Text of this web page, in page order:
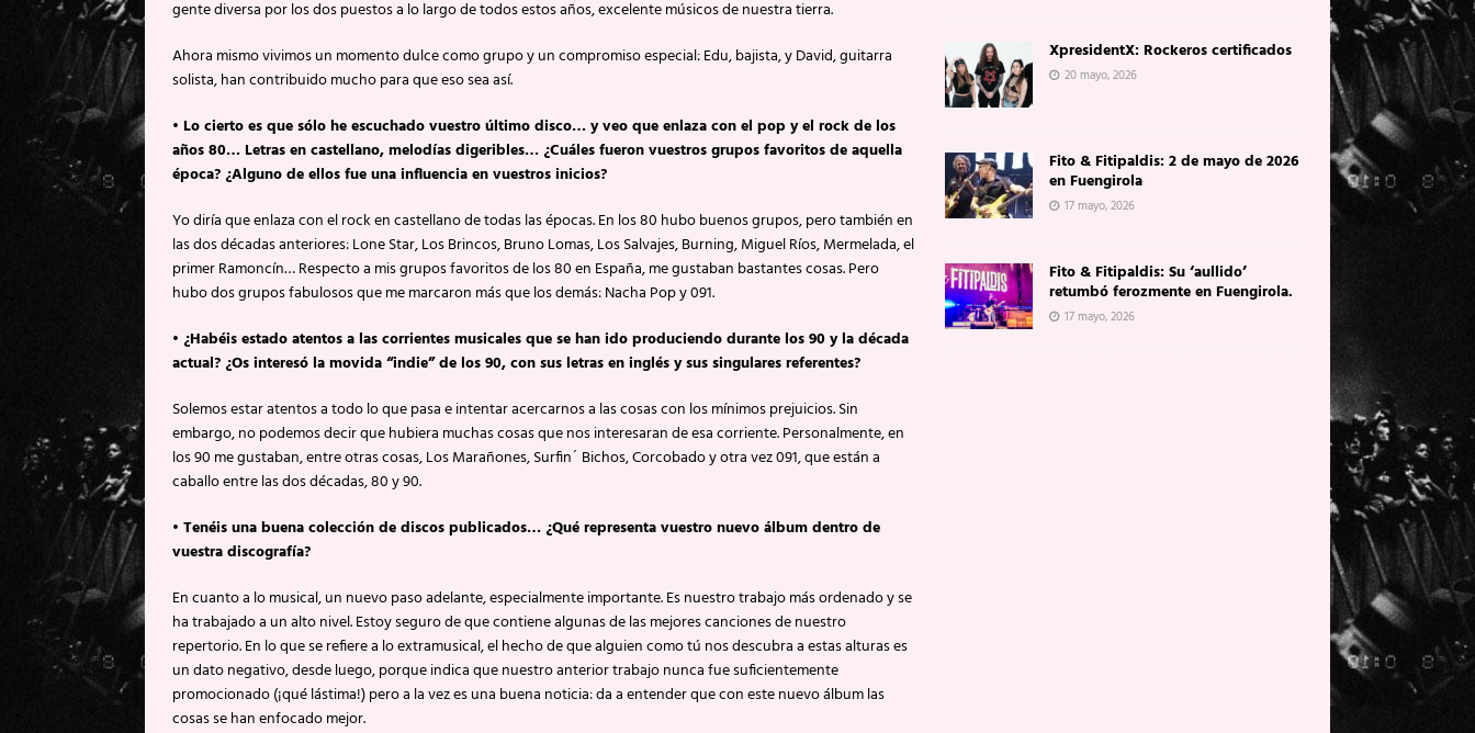
gente diversa por los dos puestos a lo largo de todos estos años, excelente músicos de nuestra tierra.
Ahora mismo vivimos un momento dulce como grupo y un compromiso especial: Edu, bajista, y David, guitarra
solista, han contribuido mucho para que eso sea así.
• Lo cierto es que sólo he escuchado vuestro último disco… y veo que enlaza con el pop y el rock de los
años 80… Letras en castellano, melodías digeribles… ¿Cuáles fueron vuestros grupos favoritos de aquella
época? ¿Alguno de ellos fue una influencia en vuestros inicios?
Yo diría que enlaza con el rock en castellano de todas las épocas. En los 80 hubo buenos grupos, pero también en
las dos décadas anteriores: Lone Star, Los Brincos, Bruno Lomas, Los Salvajes, Burning, Miguel Ríos, Mermelada, el
primer Ramoncín… Respecto a mis grupos favoritos de los 80 en España, me gustaban bastantes cosas. Pero
hubo dos grupos fabulosos que me marcaron más que los demás: Nacha Pop y 091.
• ¿Habéis estado atentos a las corrientes musicales que se han ido produciendo durante los 90 y la década
actual? ¿Os interesó la movida “indie” de los 90, con sus letras en inglés y sus singulares referentes?
Solemos estar atentos a todo lo que pasa e intentar acercarnos a las cosas con los mínimos prejuicios. Sin
embargo, no podemos decir que hubiera muchas cosas que nos interesaran de esa corriente. Personalmente, en
los 90 me gustaban, entre otras cosas, Los Marañones, Surfin´ Bichos, Corcobado y otra vez 091, que están a
caballo entre las dos décadas, 80 y 90.
• Tenéis una buena colección de discos publicados… ¿Qué representa vuestro nuevo álbum dentro de
vuestra discografía?
En cuanto a lo musical, un nuevo paso adelante, especialmente importante. Es nuestro trabajo más ordenado y se
ha trabajado a un alto nivel. Estoy seguro de que contiene algunas de las mejores canciones de nuestro
repertorio. En lo que se refiere a lo extramusical, el hecho de que alguien como tú nos descubra a estas alturas es
un dato negativo, desde luego, porque indica que nuestro anterior trabajo nunca fue suficientemente
promocionado (¡qué lástima!) pero a la vez es una buena noticia: da a entender que con este nuevo álbum las
cosas se han enfocado mejor.
XpresidentX: Rockeros certificados
20 mayo, 2026
Fito & Fitipaldis: 2 de mayo de 2026
en Fuengirola
17 mayo, 2026
Fito & Fitipaldis: Su ‘aullido’
retumbó ferozmente en Fuengirola.
17 mayo, 2026